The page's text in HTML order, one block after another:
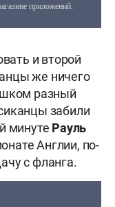
и второй
же ничего
разный
забили
минуте Рауль
Англии, по-
с фланга.